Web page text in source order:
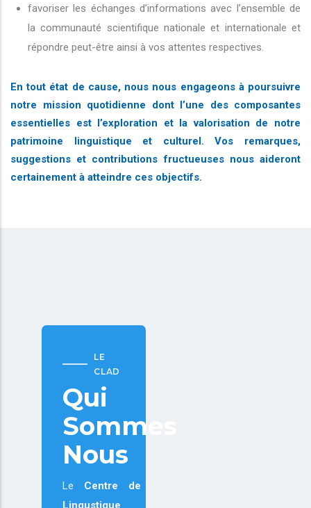
favoriser les échanges d’informations avec l’ensemble de
la communauté scientifique nationale et internationale et
répondre peut-être ainsi à vos attentes respectives.
En tout état de cause, nous nous engageons à poursuivre
notre mission quotidienne dont l’une des composantes
essentielles est l’exploration et la valorisation de notre
patrimoine linguistique et culturel. Vos remarques,
suggestions et contributions fructueuses nous aideront
certainement à atteindre ces objectifs.
LE
CLAD
Qui
Sommes
Nous
Le Centre de
Lingustique